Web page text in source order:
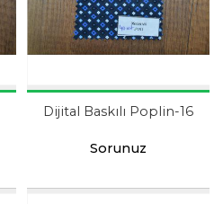
Dijital Baskılı Poplin-16
Sorunuz